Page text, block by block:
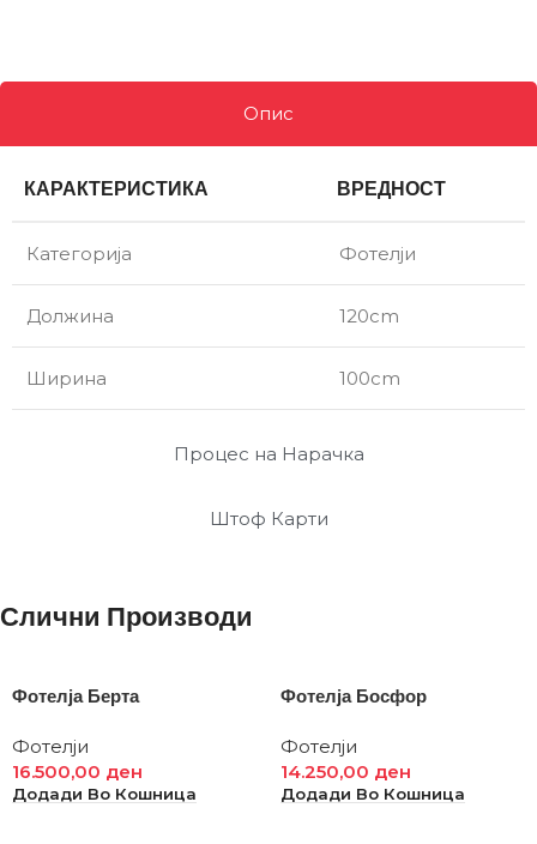
Опис
Процес на Нарачка
Штоф Карти
КАРАКТЕРИСТИКА ВРЕДНОСТ
Категорија Фотелји
Должина 120cm
Ширина 100cm
Слични Производи
Фотелја Берта
Фотелји
16.500,00 ден
Додади Во Кошница
Фотелја Босфор
Фотелји
14.250,00 ден
Додади Во Кошница